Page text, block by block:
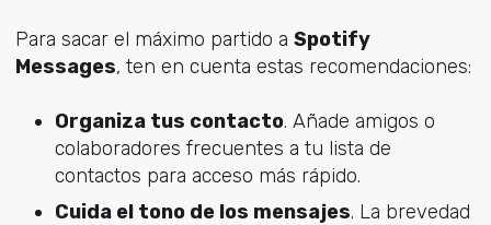
Para sacar el máximo partido a Spotify
Messages, ten en cuenta estas recomendaciones:
Organiza tus contacto. Añade amigos o
colaboradores frecuentes a tu lista de
contactos para acceso más rápido.
Cuida el tono de los mensajes. La brevedad